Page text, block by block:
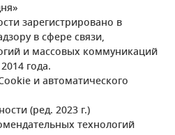
зарегистрировано в
в сфере связи,
и массовых коммуникаций
года.
и автоматического
(ред. 2023 г.)
технологий